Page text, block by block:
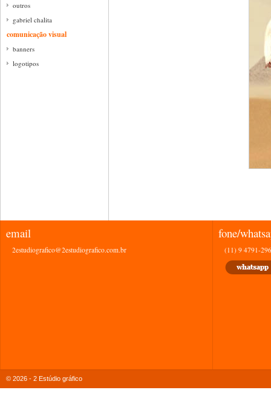
outros
gabriel chalita
comunicação visual
banners
logotipos
email
2estudiografico@2estudiografico.com.br
fone/
(11) 9 4791-
© 2026 - 2 Estúdio gráfico